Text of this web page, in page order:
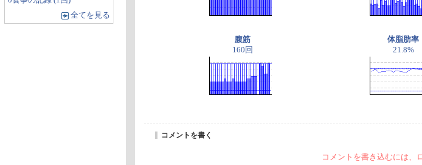
全てを見る
腹筋
160回
体脂肪率
21.8%
コメントを書く
コメントを書き込むには、